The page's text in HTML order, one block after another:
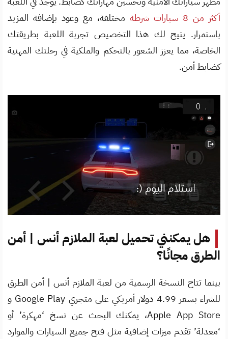
أكثر من 8 سيارات شرطة
مختلفة، مع وعود بإضافة المزيد
باستمرار. يتيح لك هذا التخصيص تجربة اللعبة بطريقتك
الخاصة، مما يعزز الشعور بالتحكم والملكية في رحلتك المهنية
كضابط أمن.
هل يمكنني تحميل لعبة الملازم أنس | أمن
الطرق مجانًا؟
بينما تتاح النسخة الرسمية من لعبة الملازم أنس | أمن الطرق
للشراء بسعر 4.99 دولار أمريكي على متجري Google Play و
Apple App Store، يمكنك البحث عن نسخ ‘مهكرة’ أو
‘معدلة’ تقدم ميزات إضافية مثل فتح جميع السيارات والموارد